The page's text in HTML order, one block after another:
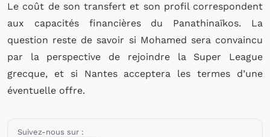
Le coût de son transfert et son profil correspondent
aux capacités financières du Panathinaïkos. La
question reste de savoir si Mohamed sera convaincu
par la perspective de rejoindre la Super League
grecque, et si Nantes acceptera les termes d’une
éventuelle offre.
Suivez-nous sur :